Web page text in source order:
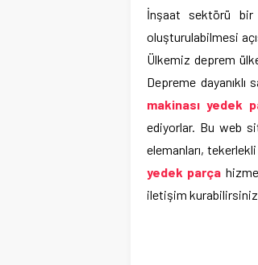
İnşaat sektörü bir
oluşturulabilmesi
Ülkemiz deprem
Depreme
makinası yedek
ediyorlar. Bu web
elemanları,
yedek parça
iletişim